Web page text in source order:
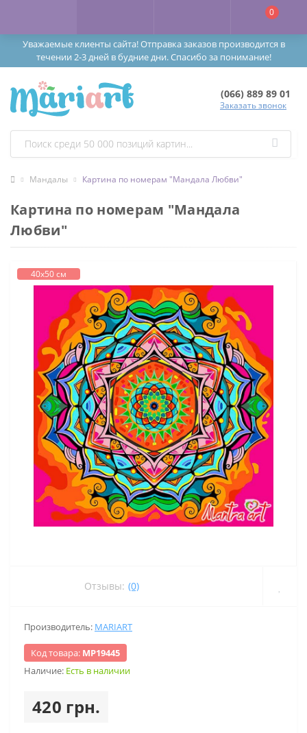
Уважаемые клиенты сайта! Отправка заказов производится в
течении 2-3 дней в будние дни. Спасибо за понимание!
0
(066) 889 89 01
Заказать звонок
Мандалы Картина по номерам "Мандала Любви"
Картина по номерам "Мандала
Любви"
40х50 см
Отзывы: (0)
Производитель: MARIART
Код товара: МР19445
Наличие: Есть в наличии
420 грн.